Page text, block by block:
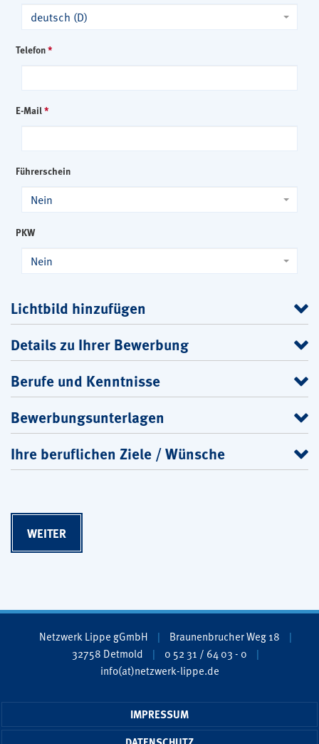
deutsch (D)
Telefon*
E-Mail*
Führerschein
Nein
PKW
Nein
Lichtbild hinzufügen
Details zu Ihrer Bewerbung
Berufe und Kenntnisse
Bewerbungsunterlagen
Ihre beruflichen Ziele / Wünsche
Netzwerk Lippe gGmbH
Braunenbrucher Weg 18
32758 Detmold
0 52 31 / 64 03 - 0
info(at)netzwerk-lippe.de
IMPRESSUM